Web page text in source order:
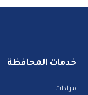
خدمات المحافظة
مزادات